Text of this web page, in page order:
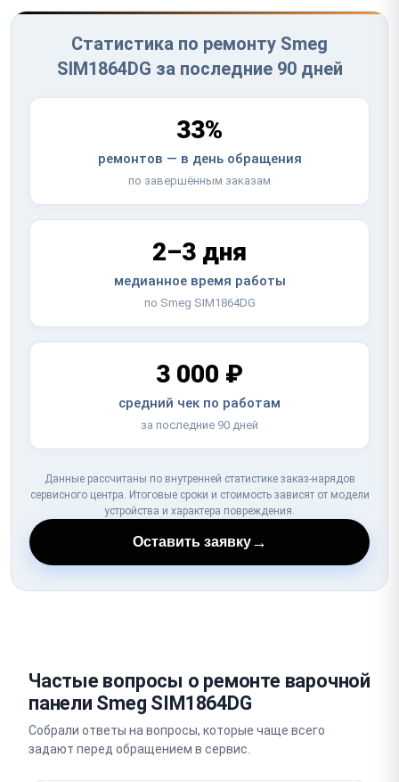
Статистика по ремонту Smeg
SIM1864DG за последние 90 дней
33%
ремонтов — в день обращения
по завершённым заказам
2–3 дня
медианное время работы
по Smeg SIM1864DG
3 000 ₽
средний чек по работам
за последние 90 дней
Данные рассчитаны по внутренней статистике заказ-нарядов
сервисного центра. Итоговые сроки и стоимость зависят от модели
устройства и характера повреждения.
Оставить заявку→
Частые вопросы о ремонте варочной
панели Smeg SIM1864DG
Собрали ответы на вопросы, которые чаще всего
задают перед обращением в сервис.